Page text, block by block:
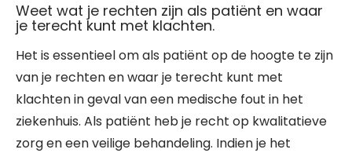
Weet wat je rechten zijn als patiënt en waar
je terecht kunt met klachten.
Het is essentieel om als patiënt op de hoogte te zijn
van je rechten en waar je terecht kunt met
klachten in geval van een medische fout in het
ziekenhuis. Als patiënt heb je recht op kwalitatieve
zorg en een veilige behandeling. Indien je het